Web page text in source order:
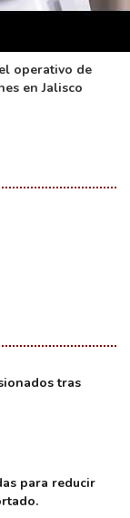
operativo de
en Jalisco
tras
para reducir